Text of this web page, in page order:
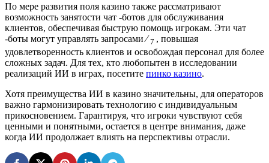
По мере развития поля казино также рассматривают
возможность занятости чат -ботов для обслуживания
клиентов, обеспечивая быструю помощь игрокам. Эти чат
-боты могут управлять запросами ⁄7 , повышая
удовлетворенность клиентов и освобождая персонал для более
сложных задач. Для тех, кто любопытен в исследовании
реализаций ИИ в играх, посетите пинко казино.
Хотя преимущества ИИ в казино значительны, для операторов
важно гармонизировать технологию с индивидуальным
прикосновением. Гарантируя, что игроки чувствуют себя
ценными и понятными, остается в центре внимания, даже
когда ИИ продолжает влиять на перспективы отрасли.